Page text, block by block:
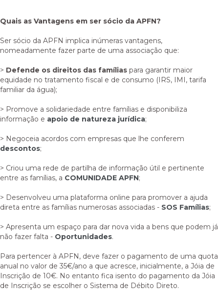
Quais as Vantagens em ser sócio da APFN?
Ser sócio da APFN implica inúmeras vantagens,
nomeadamente fazer parte de uma associação que:
> Defende os direitos das famílias para garantir maior
equidade no tratamento fiscal e de consumo (IRS, IMI, tarifa
familiar da água);
> Promove a solidariedade entre famílias e disponibiliza
informação e apoio de natureza jurídica;
> Negoceia acordos com empresas que lhe conferem
descontos;
> Criou uma rede de partilha de informação útil e pertinente
entre as famílias, a COMUNIDADE APFN;
> Desenvolveu uma plataforma online para promover a ajuda
direta entre as famílias numerosas associadas - SOS Famílias;
> Apresenta um espaço para dar nova vida a bens que podem já
não fazer falta - Oportunidades.
Para pertencer à APFN, deve fazer o pagamento de uma quota
anual no valor de 35€/ano a que acresce, inicialmente, a Jóia de
Inscrição de 10€. No entanto fica isento do pagamento da Jóia
de Inscrição se escolher o Sistema de Débito Direto.